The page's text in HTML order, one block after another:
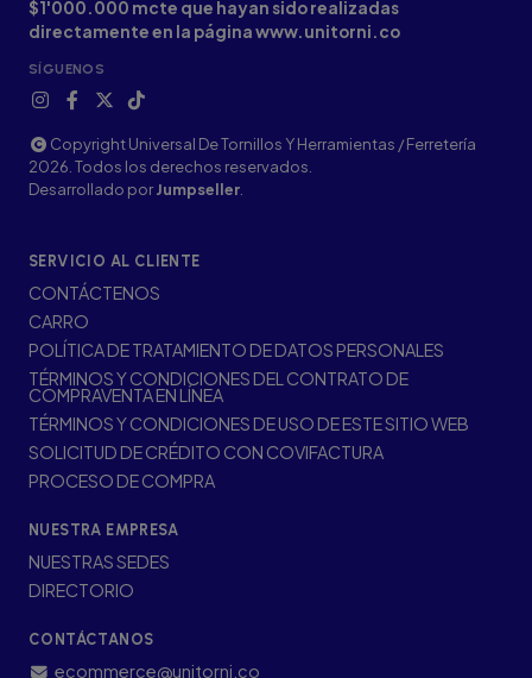
$1'000.000 mcte que hayan sido realizadas
directamente en la página www.unitorni.co
SÍGUENOS
Copyright Universal De Tornillos Y Herramientas / Ferretería
2026. Todos los derechos reservados.
Desarrollado porJumpseller
SERVICIO AL CLIENTE
CONTÁCTENOS
CARRO
POLÍTICA DE TRATAMIENTO DE DATOS PERSONALES
TÉRMINOS Y CONDICIONES DEL CONTRATO DE
COMPRAVENTA EN LÍNEA
TÉRMINOS Y CONDICIONES DE USO DE ESTE SITIO WEB
SOLICITUD DE CRÉDITO CON COVIFACTURA
PROCESO DE COMPRA
NUESTRA EMPRESA
NUESTRAS SEDES
DIRECTORIO
CONTÁCTANOS
ecommerce@unitorni.co